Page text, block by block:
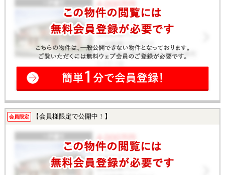
会員限定 【会員様限定で公開中！】